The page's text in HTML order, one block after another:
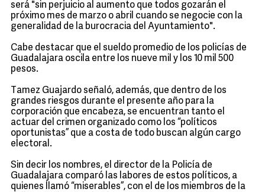
será "sin perjuicio al aumento que todos gozarán el
próximo mes de marzo o abril cuando se negocie con la
generalidad de la burocracia del Ayuntamiento".
Cabe destacar que el sueldo promedio de los policías de
Guadalajara oscila entre los nueve mil y los 10 mil 500
pesos.
Tamez Guajardo señaló, además, que dentro de los
grandes riesgos durante el presente año para la
corporación que encabeza, se encuentran tanto el
actuar del crimen organizado como los “políticos
oportunistas” que a costa de todo buscan algún cargo
electoral.
Sin decir los nombres, el director de la Policía de
Guadalajara comparó las labores de estos políticos, a
quienes llamó “miserables”, con el de los miembros de la